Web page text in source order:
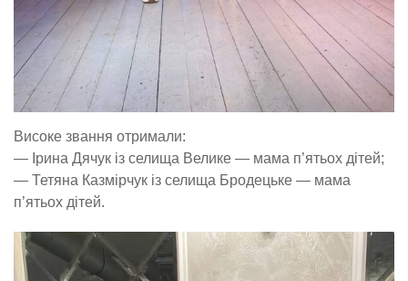
Високе звання отримали:
— Ірина Дячук із селища Велике — мама п’ятьох дітей;
— Тетяна Казмірчук із селища Бродецьке — мама
п’ятьох дітей.